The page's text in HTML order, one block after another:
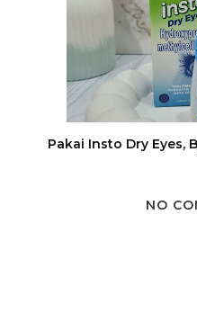
Pakai Insto Dry Eyes,
NO